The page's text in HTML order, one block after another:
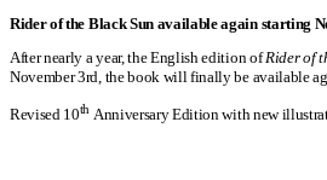
Rider of the Black Sunavailable again starting
After nearly a year, the English edition ofRider of
November 3rd, the book will finally be available
Revised 10th Anniversary Edition with new